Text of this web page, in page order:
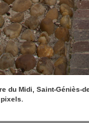
du Midi, Saint-Géniès-